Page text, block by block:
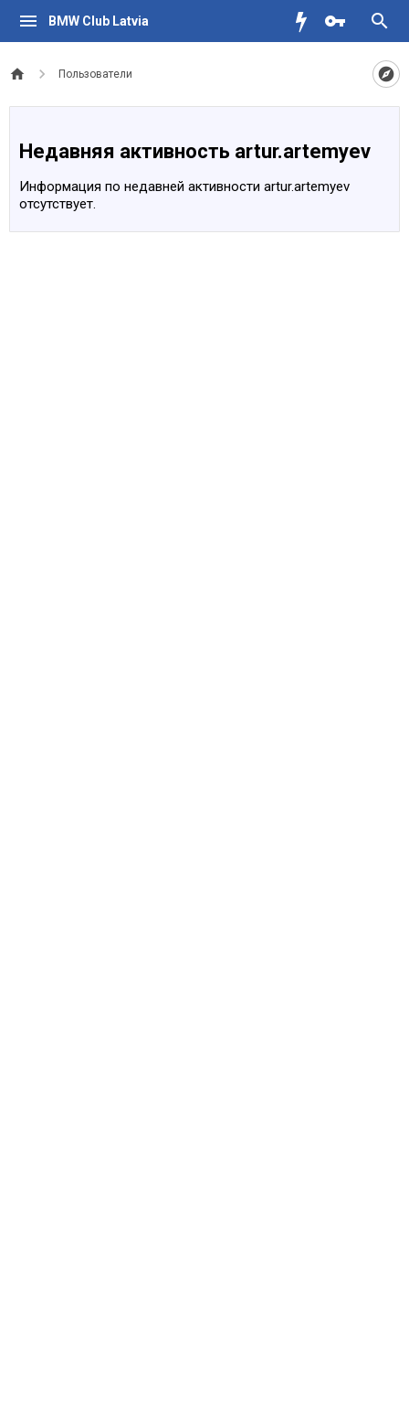
BMW Club Latvia
Пользователи
Недавняя активность artur.artemyev
Информация по недавней активности artur.artemyev
отсутствует.